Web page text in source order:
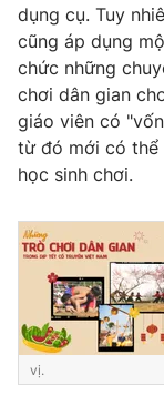
VTV4
VTV9
Liên hệ tòa
THỜI BÁO VTV
Theo dõi báo trên
dụng cụ. Tuy
cũng áp dụng
chức những
chơi dân gian
giáo viên có
từ đó mới có thể
học sinh chơi.
vị.